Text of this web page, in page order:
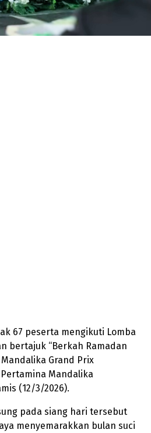
67 peserta mengikuti Lomba
bertajuk “Berkah Ramadan
Grand Prix
Mandalika
(12/3/2026).
pada siang hari tersebut
menyemarakkan bulan suci